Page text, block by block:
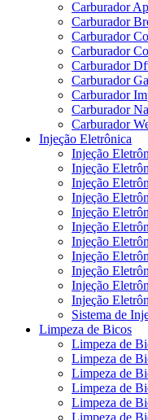
Carburador Ap
Carburador
Carburador
Carburador
Carburador
Carburador
Carburador
Carburador
Carburador
Injeção Eletrônica
Injeção
Injeção
Injeção
Injeção
Injeção
Injeção
Injeção
Injeção
Injeção
Injeção
Injeção
Sistema de
Limpeza de Bicos
Limpeza de
Limpeza de
Limpeza de
Limpeza de
Limpeza de
Limpeza de